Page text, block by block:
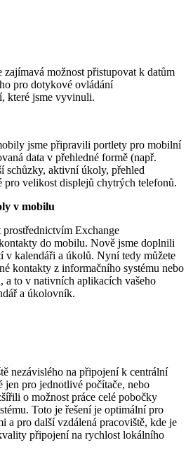
možnost přistupovat k datům
pro dotykové ovládání
které jsme vyvinuli.
jsme připravili portlety pro mobilní
data v přehledné formě (např.
schůzky, aktivní úkoly, přehled
velikost displejů chytrých telefonů.
v mobilu
Exchange
do mobilu. Nově jsme doplnili
v kalendáři a úkolů. Nyní tedy můžete
kontakty z informačního systému nebo
a to v nativních aplikacích vašeho
a úkolovník.
nezávislého na připojení k centrální
jen pro jednotlivé počítače, nebo
o možnost práce celé pobočky
Toto je řešení je optimální pro
a pro další vzdálená pracoviště, kde je
připojení na rychlost lokálního